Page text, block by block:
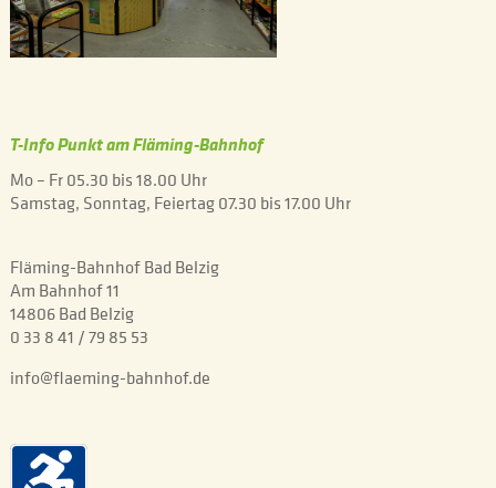
T-Info Punkt am Fläming-Bahnhof
Mo – Fr 05.30 bis 18.00 Uhr
Samstag, Sonntag, Feiertag 07.30 bis 17.00 Uhr
Fläming-Bahnhof Bad Belzig
Am Bahnhof 11
14806 Bad Belzig
0 33 8 41 / 79 85 53
info@flaeming-bahnhof.de